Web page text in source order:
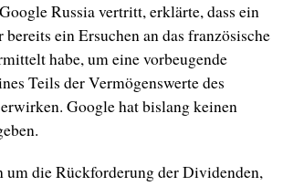
Russia vertritt, erklärte, dass ein
ein Ersuchen an das französische
habe, um eine vorbeugende
Teils der Vermögenswerte des
Google hat bislang keinen
um die Rückforderung der Dividenden,